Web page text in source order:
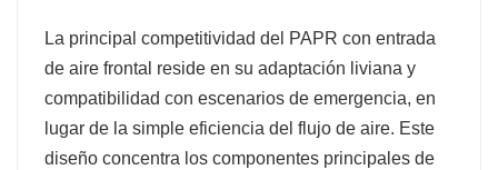
La principal competitividad del PAPR con entrada
de aire frontal reside en su adaptación liviana y
compatibilidad con escenarios de emergencia, en
lugar de la simple eficiencia del flujo de aire. Este
diseño concentra los componentes principales de